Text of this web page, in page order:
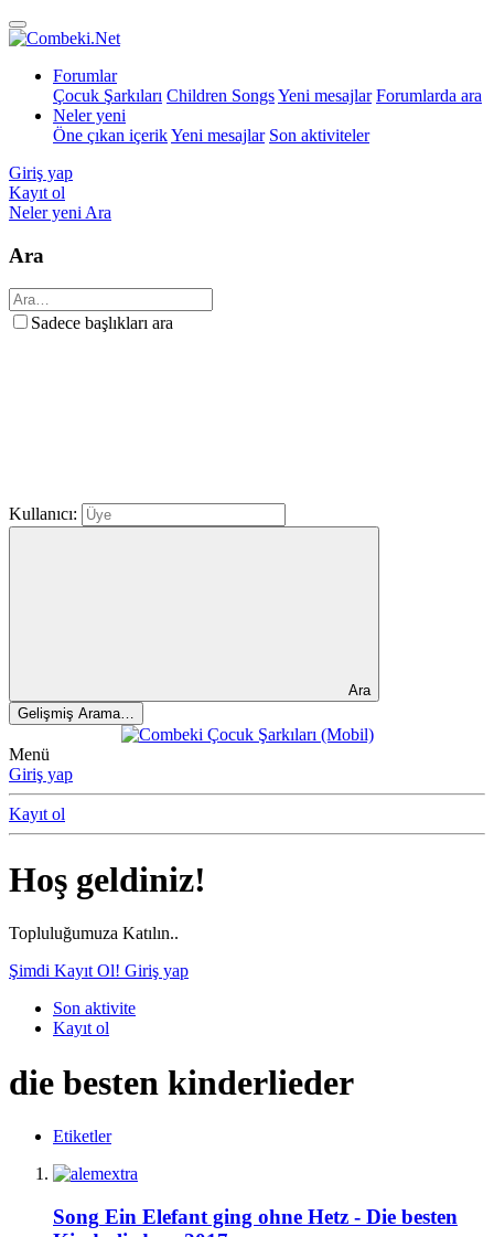
Forumlar
Çocuk Şarkıları Children SongsYeni mesajlar Forumlarda ara
Neler yeni
Öne çıkan içerikYeni mesajlar Son aktiviteler
Giriş yap
Kayıt ol
Neler yeni Ara
Ara
Sadece başlıkları ara
Kullanıcı:
Ara
Gelişmiş Arama…
Menü
Giriş yap
Kayıt ol
Hoş geldiniz!
Topluluğumuza Katılın..
Şimdi Kayıt Ol! Giriş yap
Son aktivite
Kayıt ol
die besten kinderlieder
Etiketler
Song Ein Elefant ging ohne Hetz - Die besten